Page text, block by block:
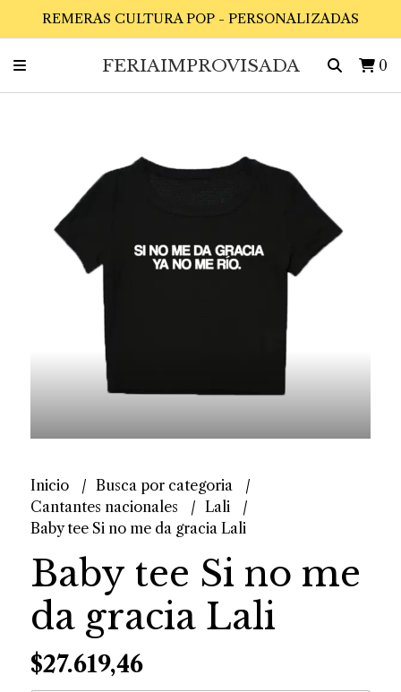
REMERAS CULTURA POP - PERSONALIZADAS
FERIAIMPROVISADA 0
Inicio
Busca por categoria
Cantantes nacionales
Lali
Baby tee Si no me da gracia Lali
Baby tee Si no me
da gracia Lali
$27.619,46